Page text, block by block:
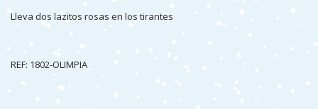
Lleva dos lazitos rosas en los tirantes
REF: 1802-OLIMPIA